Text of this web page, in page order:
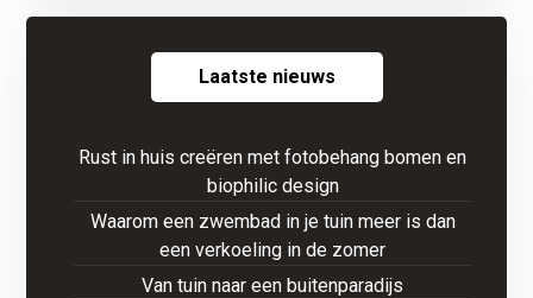
Laatste nieuws
Rust in huis creëren met fotobehang bomen en
biophilic design
Waarom een zwembad in je tuin meer is dan
een verkoeling in de zomer
Van tuin naar een buitenparadijs